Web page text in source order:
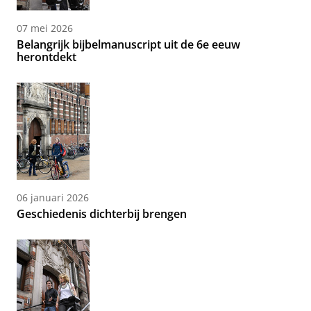
07 mei 2026
Belangrijk bijbelmanuscript uit de 6e eeuw
herontdekt
06 januari 2026
Geschiedenis dichterbij brengen